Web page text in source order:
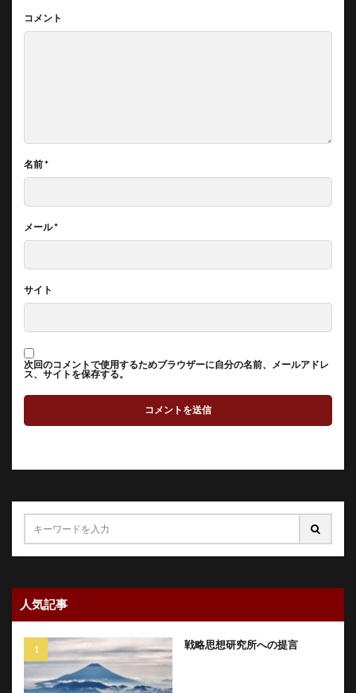
コメント
名前*
メール*
サイト
次回のコメントで使用するためブラウザーに自分の名前、メールアドレ
ス、サイトを保存する。
人気記事
戦略思想研究所への提言